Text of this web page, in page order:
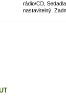
rádio/CD,
nastavitelný,